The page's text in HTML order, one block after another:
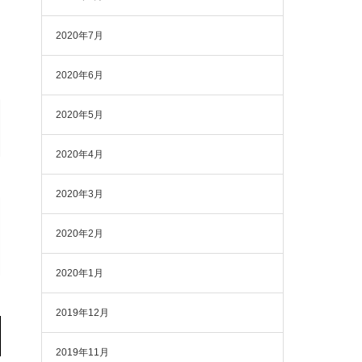
2020年7月
2020年6月
2020年5月
2020年4月
2020年3月
2020年2月
2020年1月
2019年12月
2019年11月